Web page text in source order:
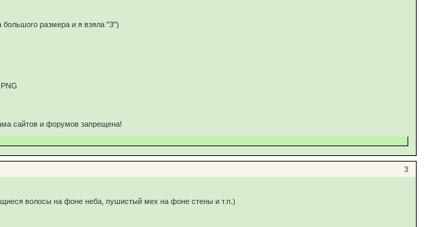
размера и я взяла "3")
сайтов и форумов запрещена!
3
волосы на фоне неба, пушистый мех на фоне стены и т.п.)